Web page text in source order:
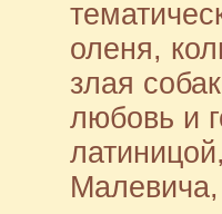
оленя,
злая
любовь и